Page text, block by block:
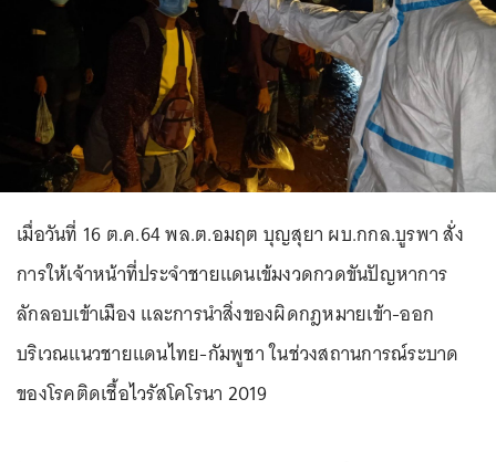
เมื่อวันที่ 16 ต.ค.64 พล.ต.อมฤต บุญสุยา ผบ.กกล.บูรพา สั่ง
การให้เจ้าหน้าที่ประจำชายแดนเข้มงวดกวดขันปัญหาการ
ลักลอบเข้าเมือง และการนำสิ่งของผิดกฎหมายเข้า-ออก
บริเวณแนวชายแดนไทย-กัมพูชา ในช่วงสถานการณ์ระบาด
ของโรคติดเชื้อไวรัสโคโรนา 2019